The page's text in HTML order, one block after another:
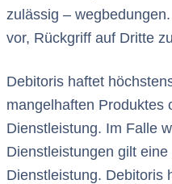
zulässig –
vor, Rückgriff auf Dritte
Debitoris haftet
mangelhaften Produktes
Dienstleistung. Im Falle
Dienstleistungen gilt
Dienstleistung. Debitoris